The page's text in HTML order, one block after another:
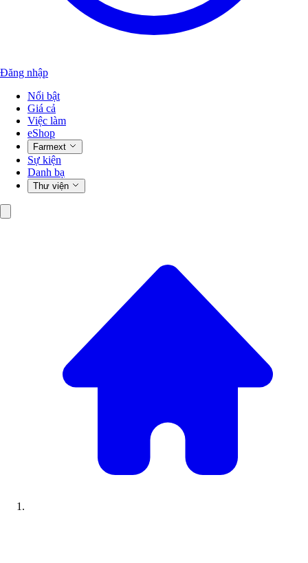
Đăng nhập
Nổi bật
Giá cả
Việc làm
eShop
Farmext
Sự kiện
Danh bạ
Thư viện